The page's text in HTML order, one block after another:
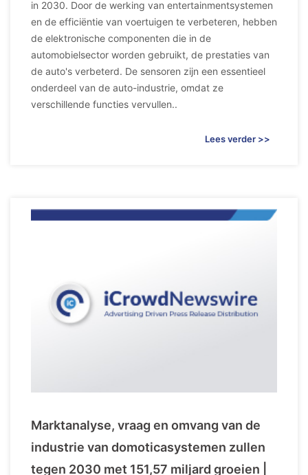
in 2030. Door de werking van entertainmentsystemen
en de efficiëntie van voertuigen te verbeteren, hebben
de elektronische componenten die in de
automobielsector worden gebruikt, de prestaties van
de auto's verbeterd. De sensoren zijn een essentieel
onderdeel van de auto-industrie, omdat ze
verschillende functies vervullen..
Lees verder >>
Marktanalyse, vraag en omvang van de
industrie van domoticasystemen zullen
tegen 2030 met 151,57 miljard groeien |